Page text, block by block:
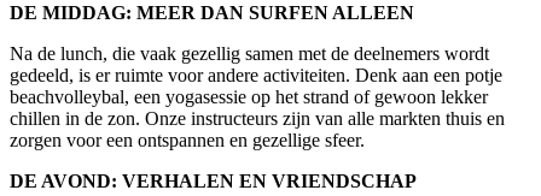
DE MIDDAG: MEER DAN SURFEN ALLEEN
Na de lunch, die vaak gezellig samen met de deelnemers wordt
gedeeld, is er ruimte voor andere activiteiten. Denk aan een potje
beachvolleybal, een yogasessie op het strand of gewoon lekker
chillen in de zon. Onze instructeurs zijn van alle markten thuis en
zorgen voor een ontspannen en gezellige sfeer.
DE AVOND: VERHALEN EN VRIENDSCHAP